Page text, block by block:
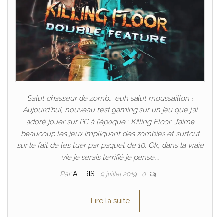
Salut chasseur de zomb…. euh salut moussaillon !
Aujourd’hui, nouveau test gaming sur un jeu que j’ai
adoré jouer sur PC à l’époque : Killing Floor. J’aime
beaucoup les jeux impliquant des zombies et surtout
sur le fait de les tuer par paquet de 10. Ok, dans la vraie
vie je serais terrifié je pense,…
ParALTRIS 9 juillet 2019 0
Lire la suite